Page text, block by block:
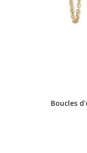
Boucles